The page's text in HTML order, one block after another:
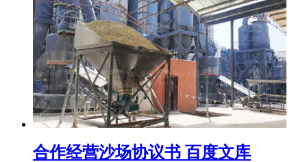
合作经营沙场协议书 百度文库